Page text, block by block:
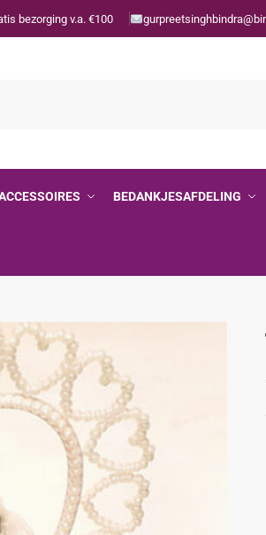
bezorging v.a. €100
BEDANKJESAFDELING